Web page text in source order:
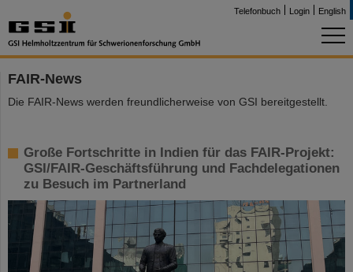
Telefonbuch Login English
FAIR-News
Die FAIR-News werden freundlicherweise von GSI bereitgestellt.
Große Fortschritte in Indien für das FAIR-Projekt:
GSI/FAIR-Geschäftsführung und Fachdelegationen
zu Besuch im Partnerland